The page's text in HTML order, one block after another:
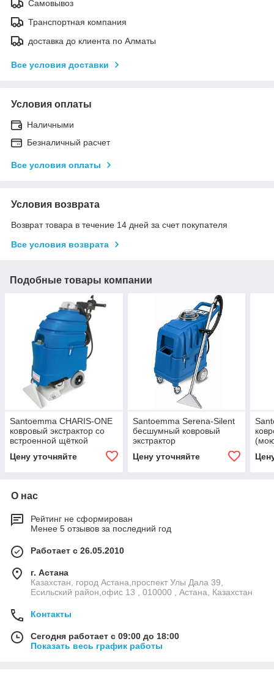
Самовывоз
Транспортная компания
доставка до клиента по Алматы
Все условия доставки
Условия оплаты
Наличными
Безналичный расчет
Все условия оплаты
Условия возврата
Возврат товара в течение 14 дней за счет покупателя
Все условия возврата
Подобные товары компании
Santoemma CHARIS-ONE
ковровый экстрактор со
встроенной щёткой
Цену уточняйте
Santoemma Serena-Silent
бесшумный ковровый
экстрактор
Цену уточняйте
О нас
Рейтинг не сформирован
Менее 5 отзывов за последний год
Работает с 26.05.2010
г. Астана
Казахстан, город Астана,проспект Улы Дала 39,
Есильский район,офис 13 , 010000 , Астана, Казахстан
Контакты
Сегодня работает с 09:00 до 18:00
Показать весь график работы